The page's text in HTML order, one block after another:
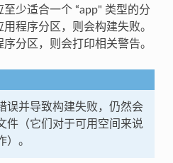
少适合一个 “app" 类型的分
程序分区，则会构建失败。
分区，则会打印相关警告。
误并导致构建失败，仍然会
件（它们对于可用空间来说
）。